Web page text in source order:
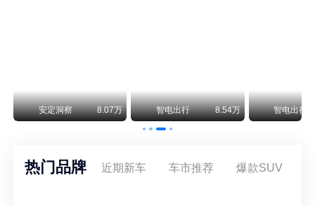
安定洞察 8.07万 智电出行 8.54万 智电出行
热门品牌 近期新车 车市推荐 爆款SUV